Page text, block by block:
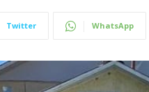
Twitter WhatsApp